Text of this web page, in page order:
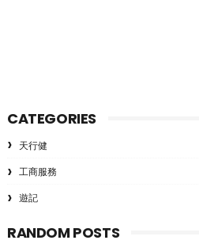
CATEGORIES
天行健
工商服務
遊記
RANDOM POSTS